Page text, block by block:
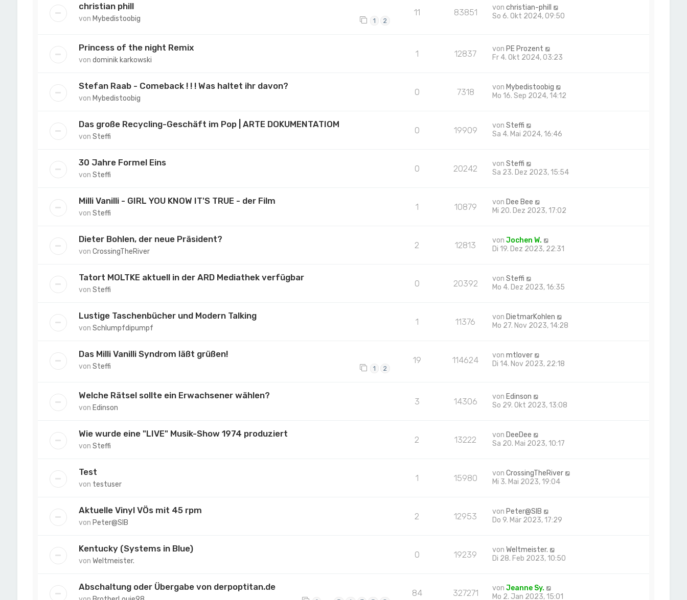
christian phill
von Mybedistoobig 1 2
11 83851 vonchristian-phill
So 6. Okt 2024, 09:50
Princess of the night Remix
von dominik karkowski
1 12837 von PE Prozent
Fr 4. Okt 2024, 03:23
Stefan Raab - Comeback ! ! ! Was haltet ihr davon?
von Mybedistoobig
0 7318 von Mybedistoobig
Mo 16. Sep 2024, 14:12
Das große Recycling-Geschäft im Pop | ARTE DOKUMENTATIOM
von Steffi
0 19909 vonSteffi
Sa 4. Mai 2024, 16:46
30 Jahre Formel Eins
von Steffi
0 20242 vonSteffi
Sa 23. Dez 2023, 15:54
Milli Vanilli - GIRL YOU KNOW IT'S TRUE - der Film
von Steffi
1 10879 von Dee Bee
Mi 20. Dez 2023, 17:02
Dieter Bohlen, der neue Präsident?
von CrossingTheRiver
2 12813 vonJochen W.
Di 19. Dez 2023, 22:31
Tatort MOLTKE aktuell in der ARD Mediathek verfügbar
von Steffi
0 20392 vonSteffi
Mo 4. Dez 2023, 16:35
Lustige Taschenbücher und Modern Talking
von Schlumpfdipumpf
1 11376 von DietmarKohlen
Mo 27. Nov 2023, 14:28
Das Milli Vanilli Syndrom läßt grüßen!
von Steffi 1 2
19 114624 vonmtlover
Di 14. Nov 2023, 22:18
Welche Rätsel sollte ein Erwachsener wählen?
von Edinson
3 14306 vonEdinson
So 29. Okt 2023, 13:08
Wie wurde eine "LIVE" Musik-Show 1974 produziert
von Steffi
2 13222 vonDeeDee
Sa 20. Mai 2023, 10:17
Test
von testuser
1 15980 vonCrossingTheRiver
Mi 3. Mai 2023, 19:04
Aktuelle Vinyl VÖs mit 45 rpm
von Peter@SIB
2 12953 vonPeter@SIB
Do 9. Mär 2023, 17:29
Kentucky (Systems in Blue)
von Weltmeister.
0 19239 vonWeltmeister.
Di 28. Feb 2023, 10:50
Abschaltung oder Übergabe von derpoptitan.de
84 327271 vonJeanne Sy.
Mo 2. Jan 2023, 15:01